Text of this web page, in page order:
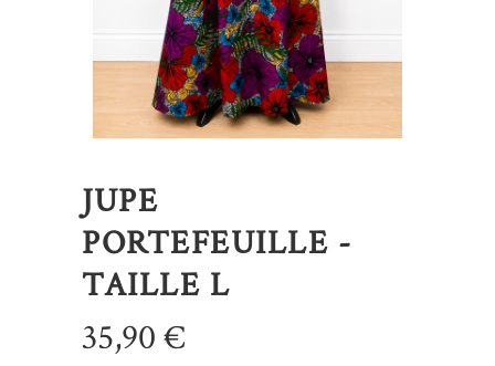
JUPE
PORTEFEUILLE -
TAILLE L
35,90€